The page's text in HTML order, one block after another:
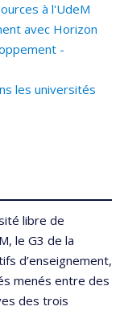
à l'UdeM
avec Horizon
-
les universités
libre de
le G3 de la
d’enseignement,
menés entre des
des trois